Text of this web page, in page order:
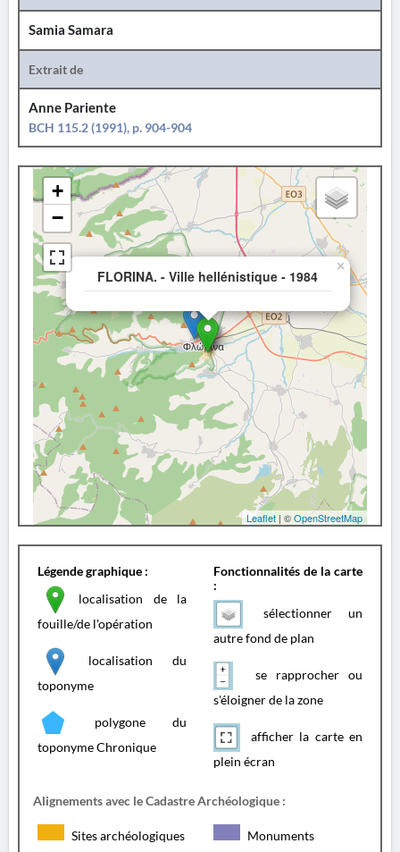
Samia Samara
Extrait de
Anne Pariente
BCH 115.2 (1991), p. 904-904
FLORINA. - Ville hellénistique - 1984
×
+
−
Leaflet | ©OpenStreetMap
Légende graphique :
localisation de la
fouille/de l'opération
localisation du
toponyme
polygone du
toponyme Chronique
Fonctionnalités de la carte
:
sélectionner un
autre fond de plan
se rapprocher ou
s'éloigner de la zone
afficher la carte en
plein écran
Alignements avec le Cadastre Archéologique :
Sites archéologiques Monuments